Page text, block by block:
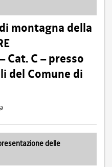
montagna della
Cat. C – presso
del Comune di
delle